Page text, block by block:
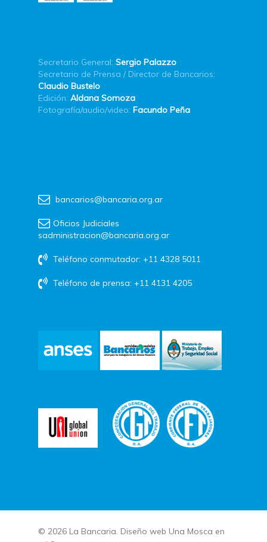
Secretario General: Sergio Palazzo
Secretario de Prensa / Director de Bancarios:
Claudio Bustelo
Edición: Aldana Somoza
Fotografía/audio/video: Facundo Peña
bancarios@bancaria.org.ar
Oficios Judiciales
sadministracion@bancaria.org.ar
Teléfono conmutador: +11 4328 5011
Teléfono de prensa: +11 4131 4205
© 2026 La Bancaria. Diseño web Una Mosca en